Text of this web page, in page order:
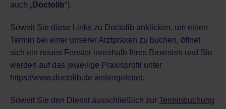
auch „Doctolib“).
Soweit Sie diese Links zu Doctolib anklicken, um einen
Termin bei einer unserer Arztpraxen zu buchen, öffnet
sich ein neues Fenster innerhalb Ihres Browsers und Sie
werden auf das jeweilige Praxisprofil unter
https://www.doctolib.de weitergeleitet.
Soweit Sie den Dienst ausschließlich zur Terminbuchung